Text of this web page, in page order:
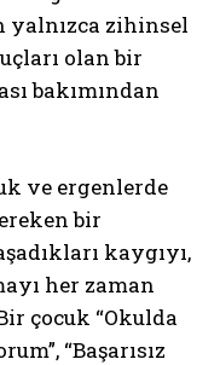
yalnızca zihinsel
olan bir
bakımından
ve ergenlerde
bir
kaygıyı,
her zaman
çocuk “Okulda
“Başarısız